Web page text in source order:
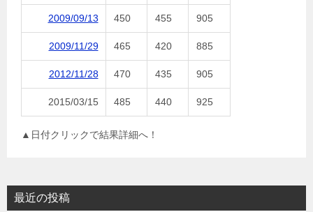
2009/09/13 450 455 905
2009/11/29 465 420 885
2012/11/28 470 435 905
2015/03/15 485 440 925
▲日付クリックで結果詳細へ！
最近の投稿